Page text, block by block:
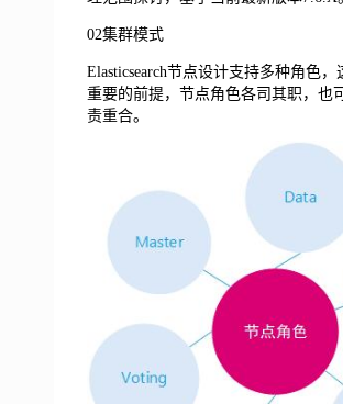
02集群模式
Elasticsearch节点设计支持多种角色
重要的前提，节点角色各司其职，也
责重合。